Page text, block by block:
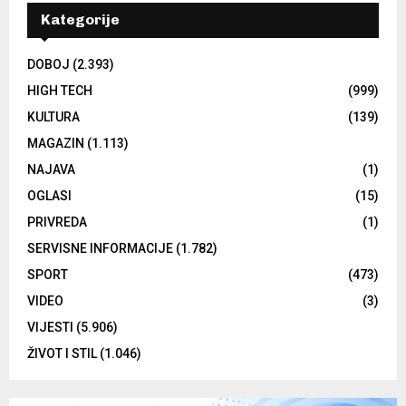
Kategorije
DOBOJ (2.393)
HIGH TECH
(999)
KULTURA
(139)
MAGAZIN (1.113)
NAJAVA
(1)
OGLASI
(15)
PRIVREDA
(1)
SERVISNE INFORMACIJE (1.782)
SPORT
(473)
VIDEO
(3)
VIJESTI (5.906)
ŽIVOT I STIL(1.046)